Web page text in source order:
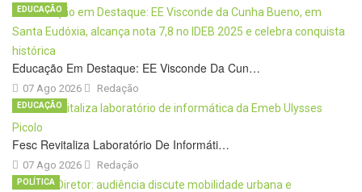
Educação Em Destaque: EE Visconde Da Cun…
07 Ago 2026
EDUCAÇÃO
Redação
Fesc Revitaliza Laboratório De Informáti…
07 Ago 2026
EDUCAÇÃO
Redação
POLÍTICA